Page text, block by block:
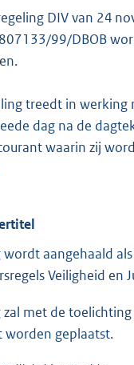
DIV van 24
99/DBOB
treedt in werking
dag na de
waarin zij
wordt aangehaald als
Veiligheid en
zal met de
worden geplaatst.